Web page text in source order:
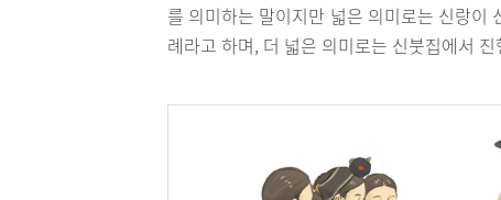
를 의미하는 말이지만 넓은 의미로는 신랑이
례라고 하며, 더 넓은 의미로는 신붓집에서